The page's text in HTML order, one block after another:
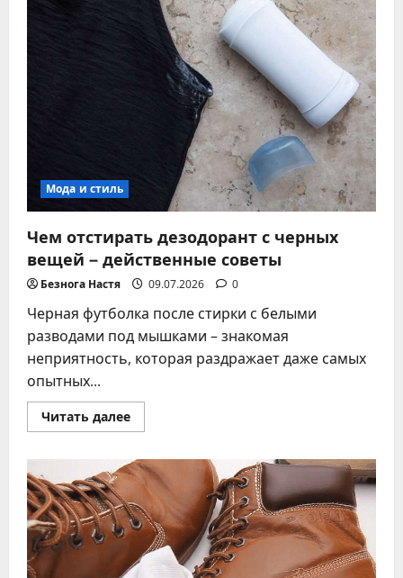
по
размеру,
ткани
фасону
Мода и стиль
Чем отстирать дезодорант с черных
вещей – действенные советы
Безнога Настя 09.07.2026 0
Черная футболка после стирки с белыми
разводами под мышками – знакомая
неприятность, которая раздражает даже самых
опытных...
Читать далееПрочитать
больше
отстирать
дезодорант
черных
вещей
–
действенные
советы